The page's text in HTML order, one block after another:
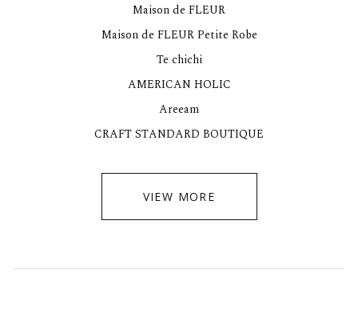
Maison de FLEUR
Maison de FLEUR Petite Robe
Te chichi
AMERICAN HOLIC
Areeam
CRAFT STANDARD BOUTIQUE
VIEW MORE